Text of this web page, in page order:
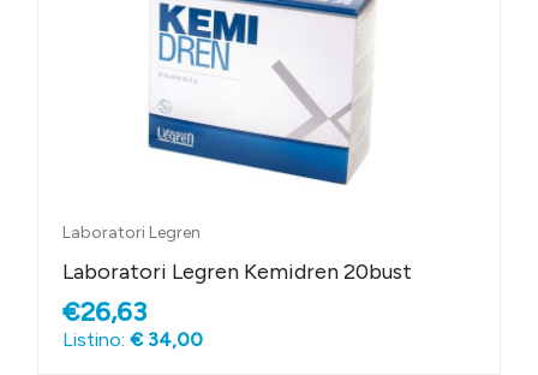
Laboratori Legren
Laboratori Legren Kemidren 20bust
€26,63
Listino: € 34,00